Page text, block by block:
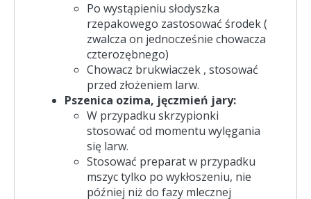
Po wystąpieniu słodyszka
rzepakowego zastosować środek (
zwalcza on jednocześnie chowacza
czterozębnego)
Chowacz brukwiaczek , stosować
przed złożeniem larw.
Pszenica ozima, jęczmień jary:
W przypadku skrzypionki
stosować od momentu wylęgania
się larw.
Stosować preparat w przypadku
mszyc tylko po wykłoszeniu, nie
później niż do fazy mlecznej